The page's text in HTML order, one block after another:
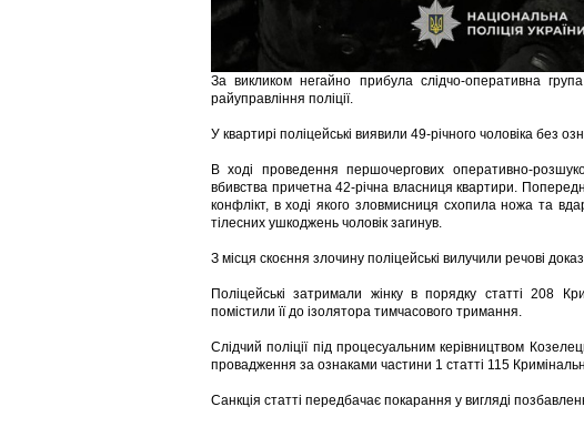
За викликом негайно прибула слідчо-оперативна
райуправління поліції.
У квартирі поліцейські виявили 49-річного чоловіка без
В ході проведення першочергових оперативно-
вбивства причетна 42-річна власниця квартири.
конфлікт, в ході якого зловмисниця схопила ножа та
тілесних ушкоджень чоловік загинув.
З місця скоєння злочину поліцейські вилучили речові
Поліцейські затримали жінку в порядку статті 208
помістили її до ізолятора тимчасового тримання.
Слідчий поліції під процесуальним керівництвом
провадження за ознаками частини 1 статті 115
Санкція статті передбачає покарання у вигляді